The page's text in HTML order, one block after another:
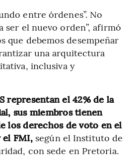
entre órdenes”. No
ser el nuevo orden”, afirmó
que debemos desempeñar
una arquitectura
inclusiva y
representan el 42% de la
sus miembros tienen
los derechos de voto en el
el FMI, según el Instituto de
con sede en Pretoria.